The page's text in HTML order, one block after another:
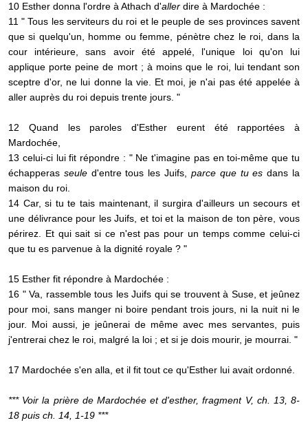
10 Esther donna l'ordre à Athach d'aller dire à Mardochée :
11 " Tous les serviteurs du roi et le peuple de ses provinces savent
que si quelqu'un, homme ou femme, pénètre chez le roi, dans la
cour intérieure, sans avoir été appelé, l'unique loi qu'on lui
applique porte peine de mort ; à moins que le roi, lui tendant son
sceptre d'or, ne lui donne la vie. Et moi, je n'ai pas été appelée à
aller auprès du roi depuis trente jours. "
12 Quand les paroles d'Esther eurent été rapportées à
Mardochée,
13 celui-ci lui fit répondre : " Ne t'imagine pas en toi-même que tu
échapperas seuled'entre tous les Juifs, parce que tu es dans la
maison du roi.
14 Car, si tu te tais maintenant, il surgira d'ailleurs un secours et
une délivrance pour les Juifs, et toi et la maison de ton père, vous
périrez. Et qui sait si ce n'est pas pour un temps comme celui-ci
que tu es parvenue à la dignité royale ? "
15 Esther fit répondre à Mardochée :
16 " Va, rassemble tous les Juifs qui se trouvent à Suse, et jeûnez
pour moi, sans manger ni boire pendant trois jours, ni la nuit ni le
jour. Moi aussi, je jeûnerai de même avec mes servantes, puis
j'entrerai chez le roi, malgré la loi ; et si je dois mourir, je mourrai. "
17 Mardochée s'en alla, et il fit tout ce qu'Esther lui avait ordonné.
*** Voir la prière de Mardochée et d'esther, fragment V, ch. 13, 8-
18 puis ch. 14, 1-19 ***